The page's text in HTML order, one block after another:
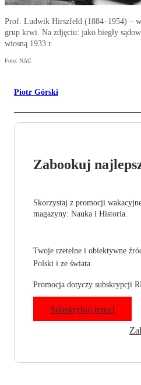
Prof. Ludwik Hirszfeld (1884–1954) –
grup krwi. Na zdjęciu: jako biegły
wiosną 1933 r.
Foto: NAC
Piotr Górski
Zabookuj
Skorzystaj z promocji
magazyny: Nauka i Historia.
Twoje rzetelne i obiektywne
Polski i ze świata.
Promocja dotyczy subskrypcji
Subskrybuj teraz!